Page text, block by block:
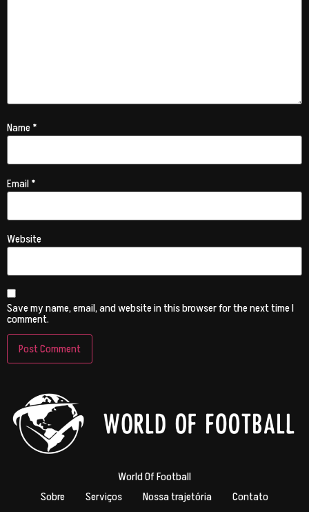
Name*
Email*
Website
Save my name, email, and website in this browser for the next time I
comment.
World Of Football
Sobre
Serviços Nossa trajetória
Contato